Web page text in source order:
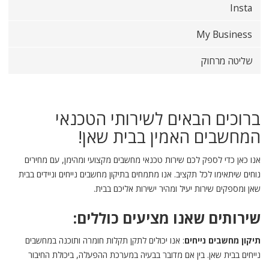
Insta
My Business
שליטה מרחוק
ברוכים הבאים לשירותי הטכנאי
המחשבים האמין בבית שאן!
אנו כאן כדי לספק לכם שירות טכנאי מחשבים מקצועי ומהימן, עם מחירים
נוחים שיתאימו לכל תקציב. אנו מתמחים בתיקון מחשבים נייחים וניידים בבית
שאן ומספקים שירות יעיל ומהיר ישירות אליכם בבית.
שירותים שאנו מציעים כוללים:
תיקון מחשבים נייחים: אנו יכולים לתקן תקלות חומרה ותוכנה במחשבים
נייחים בבית שאן. בין אם מדובר בבעיה במערכת ההפעלה, ביכולת החיבור